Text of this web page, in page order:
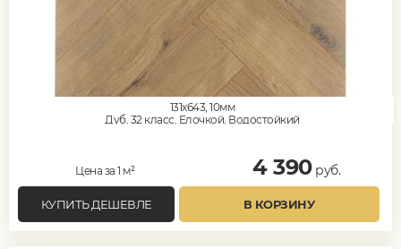
131x643, 10мм
Дуб, 32 класс, Елочкой, Водостойкий
Цена за 1 м² 4 390руб.
КУПИТЬ ДЕШЕВЛЕ В КОРЗИНУ